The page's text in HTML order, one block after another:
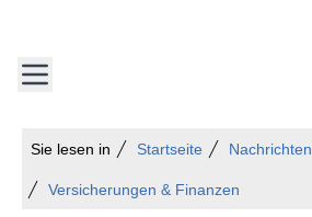
Sie lesen in Startseite Nachrichten
Versicherungen & Finanzen